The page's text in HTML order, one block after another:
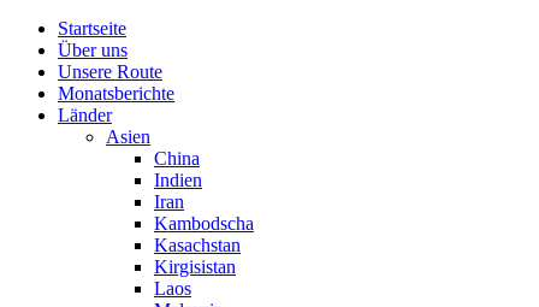
Startseite
Über uns
Unsere Route
Monatsberichte
Länder
Asien
China
Indien
Iran
Kambodscha
Kasachstan
Kirgisistan
Laos